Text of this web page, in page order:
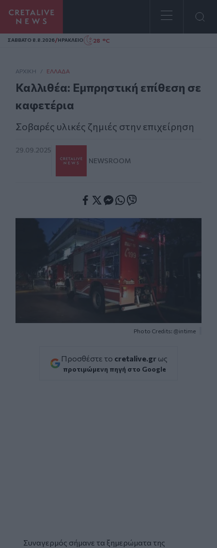
Homepage
ΣAΒΒΑΤΟ 8.8.2026/ΗΡΑΚΛΕΙΟ 28 °C
ΑΡΧΙΚΗ / ΕΛΛΆΔΑ
Καλλιθέα: Εμπρηστική επίθεση σε
καφετέρια
Σοβαρές υλικές ζημιές στην επιχείρηση
29.09.2025
NEWSROOM
Photo Credits: @intime
Προσθέστε το cretalive.gr ως
προτιμώμενη πηγή στο Google
Συναγερμός σήμανε τα ξημερώματα της